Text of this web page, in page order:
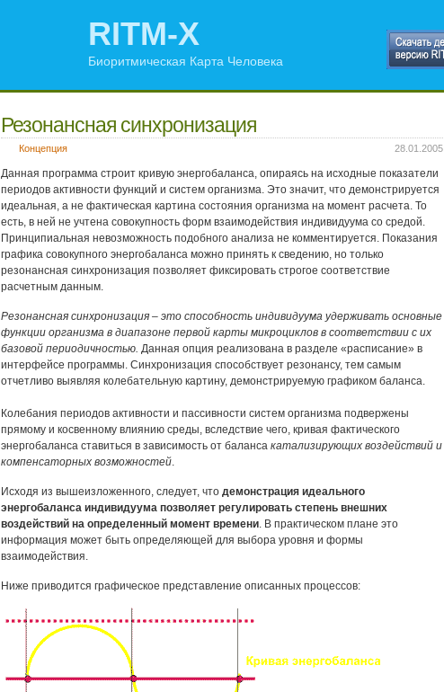
RITM-X
Биоритмическая Карта Человека
Резонансная синхронизация
Концепция 28.01.2005
Данная программа строит кривую энергобаланса, опираясь на исходные показатели
периодов активности функций и систем организма. Это значит, что демонстрируется
идеальная, а не фактическая картина состояния организма на момент расчета. То
есть, в ней не учтена совокупность форм взаимодействия индивидуума со средой.
Принципиальная невозможность подобного анализа не комментируется. Показания
графика совокупного энергобаланса можно принять к сведению, но только
резонансная синхронизация позволяет фиксировать строгое соответствие
расчетным данным.
Резонансная синхронизация – это способность индивидуума удерживать основные
функции организма в диапазоне первой карты микроциклов в соответствии с их
базовой периодичностью. Данная опция реализована в разделе «расписание» в
интерфейсе программы. Синхронизация способствует резонансу, тем самым
отчетливо выявляя колебательную картину, демонстрируемую графиком баланса.
Колебания периодов активности и пассивности систем организма подвержены
прямому и косвенному влиянию среды, вследствие чего, кривая фактического
энергобаланса ставиться в зависимость от баланса катализирующих воздействий и
компенсаторных возможностей.
Исходя из вышеизложенного, следует, что демонстрация идеального
энергобаланса индивидуума позволяет регулировать степень внешних
воздействий на определенный момент времени. В практическом плане это
информация может быть определяющей для выбора уровня и формы
взаимодействия.
Ниже приводится графическое представление описанных процессов: